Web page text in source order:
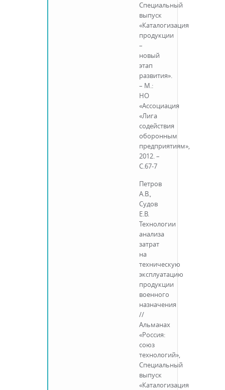
Специальный
выпуск
«Каталогизация
продукции
–
новый
этап
развития».
– М.:
НО
«Ассоциация
«Лига
содействия
оборонным
предприятиям»,
2012. –
С.67-7
Петров
А.В.,
Судов
Е.В.
Технологии
анализа
затрат
на
техническую
эксплуатацию
продукции
военного
назначения
//
Альманах
«Россия:
союз
технологий»,
Специальный
выпуск
«Каталогизация